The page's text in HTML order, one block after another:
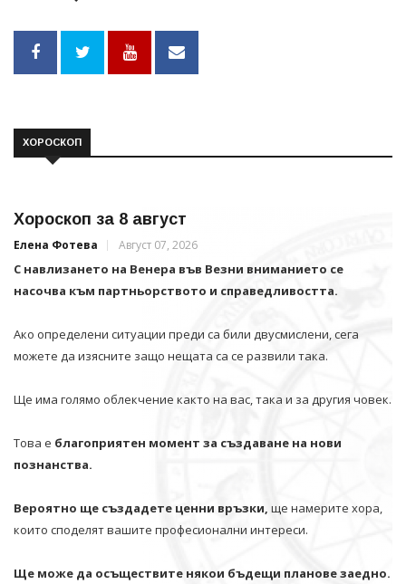
ХОРОСКОП
Хороскоп за 8 август
Елена Фотева Август 07, 2026
С навлизането на Венера във Везни вниманието се
насочва към партньорството и справедливостта.
Ако определени ситуации преди са били двусмислени, сега
можете да изясните защо нещата са се развили така.
Ще има голямо облекчение както на вас, така и за другия човек.
Това е благоприятен момент за създаване на нови
познанства.
Вероятно ще създадете ценни връзки, ще намерите хора,
които споделят вашите професионални интереси.
Ще може да осъществите някои бъдещи планове заедно.